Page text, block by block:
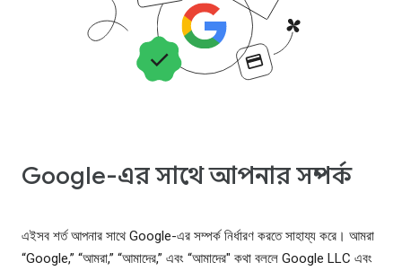
Google-এর সাথে আপনার সম্পর্ক
এইসব শর্ত আপনার সাথে Google-এর সম্পর্ক নির্ধারণ করতে সাহায্য করে। আমরা
“Google,” “আমরা,” “আমাদের,” এবং “আমাদের" কথা বললে Google LLC এবং